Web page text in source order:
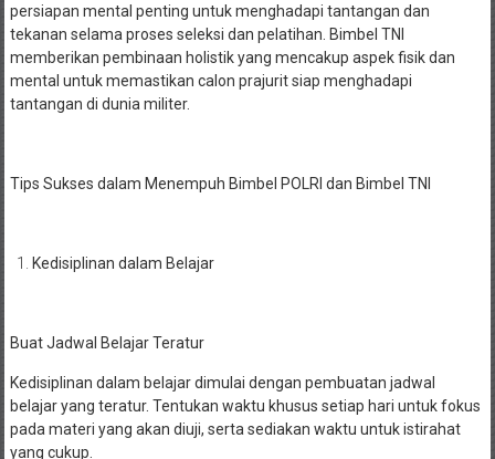
persiapan mental penting untuk menghadapi tantangan dan
tekanan selama proses seleksi dan pelatihan. Bimbel TNI
memberikan pembinaan holistik yang mencakup aspek fisik dan
mental untuk memastikan calon prajurit siap menghadapi
tantangan di dunia militer.
Tips Sukses dalam Menempuh Bimbel POLRI dan Bimbel TNI
Kedisiplinan dalam Belajar
Buat Jadwal Belajar Teratur
Kedisiplinan dalam belajar dimulai dengan pembuatan jadwal
belajar yang teratur. Tentukan waktu khusus setiap hari untuk fokus
pada materi yang akan diuji, serta sediakan waktu untuk istirahat
yang cukup.